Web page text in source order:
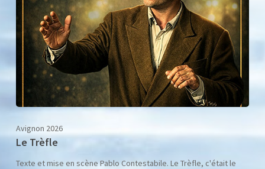
Avignon 2026
Le Trèfle
Texte et mise en scène Pablo Contestabile. Le Trèfle, c'était le